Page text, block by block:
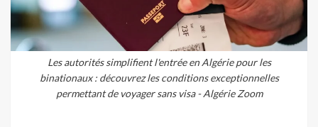
Les autorités simplifient l'entrée en Algérie pour les
binationaux : découvrez les conditions exceptionnelles
permettant de voyager sans visa - Algérie Zoom